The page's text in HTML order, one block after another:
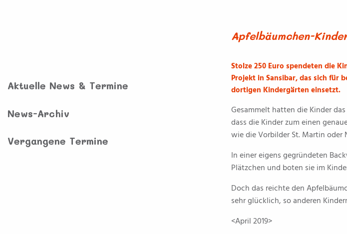
Aktuelle News & Termine
News-Archiv
Vergangene Termine
Apfelbäumchen-
Stolze 250 Euro spendeten die
Projekt in Sansibar, das sich für
dortigen Kindergärten einsetzt.
Gesammelt hatten die Kinder
dass die Kinder zum einen
wie die Vorbilder St. Martin oder
In einer eigens gegründeten
Plätzchen und boten sie im
Doch das reichte den
sehr glücklich, so anderen
<April 2019>